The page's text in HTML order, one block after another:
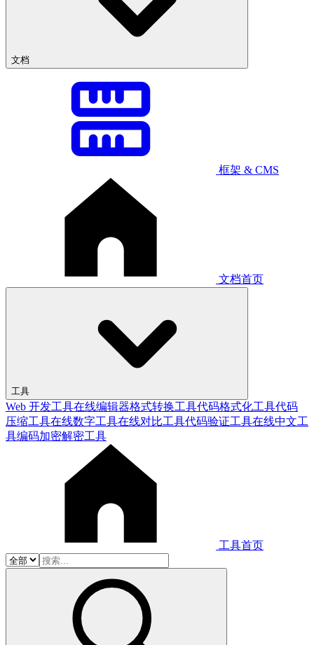
文档
框架 & CMS
文档首页
工具
Web 开发工具在线编辑器格式转换工具代码格式化工具代码
压缩工具在线数字工具在线对比工具代码验证工具在线中文工
具编码加密解密工具
工具首页